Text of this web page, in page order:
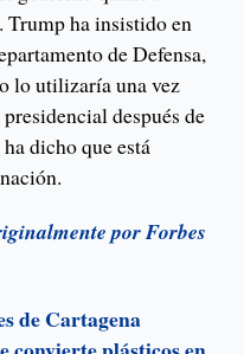
Trump ha insistido en
de Defensa,
lo utilizaría una vez
después de
dicho que está
por Forbes
de Cartagena